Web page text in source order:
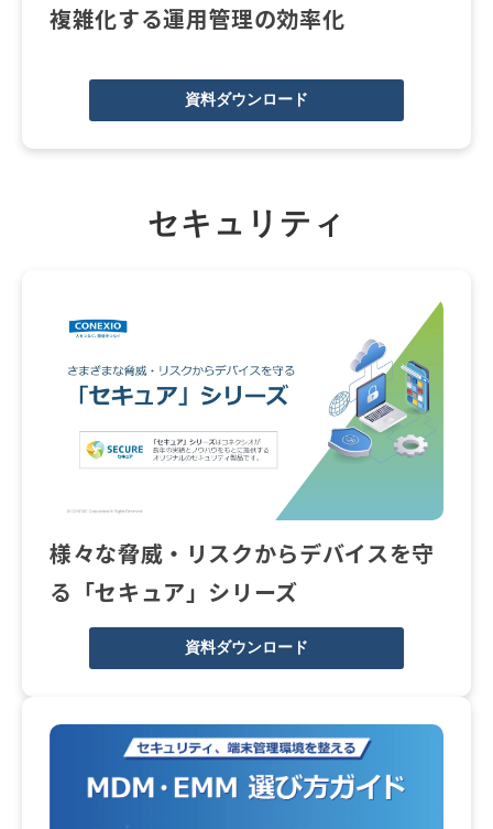
複雑化する運用管理の効率化
資料ダウンロード
セキュリティ
様々な脅威・リスクからデバイスを守
る「セキュア」シリーズ
資料ダウンロード